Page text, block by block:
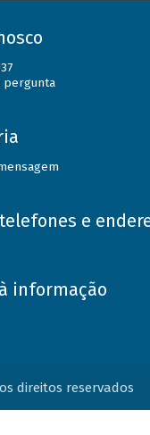
pergunta
e
informação
direitos reservados